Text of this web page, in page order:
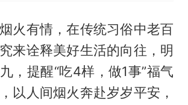
火有情，在传统习俗中老百
来诠释美好生活的向往，明
，提醒“吃4样，做1事”福气
以人间烟火奔赴岁岁平安，